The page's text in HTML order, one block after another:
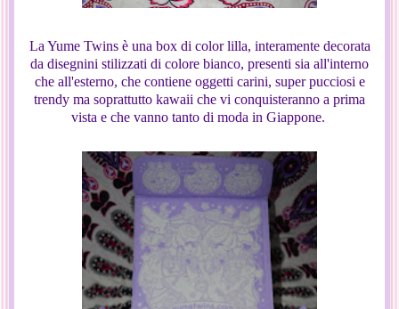
La Yume Twins è una box di color lilla, interamente decorata
da disegnini stilizzati di colore bianco, presenti sia all'interno
che all'esterno, che contiene oggetti carini, super pucciosi e
trendy ma soprattutto kawaii che vi conquisteranno a prima
vista e che vanno tanto di moda in Giappone.